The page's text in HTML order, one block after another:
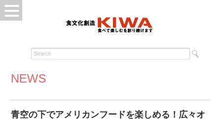
NEWS
青空の下でアメリカンフードを楽しめる！広々オ